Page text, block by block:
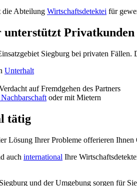
die Abteilung Wirtschaftsdetektei für
unterstützt
Siegburg bei privaten Fällen.
Unterhalt
auf Fremdgehen des Partners
oder mit Mietern
tätig
Lösung Ihrer Probleme offerieren
auch international Ihre
und der Umgebung sorgen für